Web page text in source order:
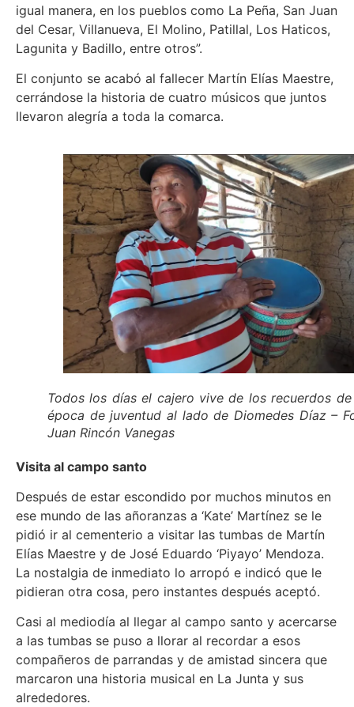
igual manera, en los pueblos como La Peña, San Juan
del Cesar, Villanueva, El Molino, Patillal, Los Haticos,
Lagunita y Badillo, entre otros”.
El conjunto se acabó al fallecer Martín Elías Maestre,
cerrándose la historia de cuatro músicos que juntos
llevaron alegría a toda la comarca.
Todos los días el cajero vive de los recuerdos de
época de juventud al lado de Diomedes Díaz –
Juan Rincón Vanegas
Visita al campo santo
Después de estar escondido por muchos minutos en
ese mundo de las añoranzas a ‘Kate’ Martínez se le
pidió ir al cementerio a visitar las tumbas de Martín
Elías Maestre y de José Eduardo ‘Piyayo’ Mendoza.
La nostalgia de inmediato lo arropó e indicó que le
pidieran otra cosa, pero instantes después aceptó.
Casi al mediodía al llegar al campo santo y acercarse
a las tumbas se puso a llorar al recordar a esos
compañeros de parrandas y de amistad sincera que
marcaron una historia musical en La Junta y sus
alrededores.